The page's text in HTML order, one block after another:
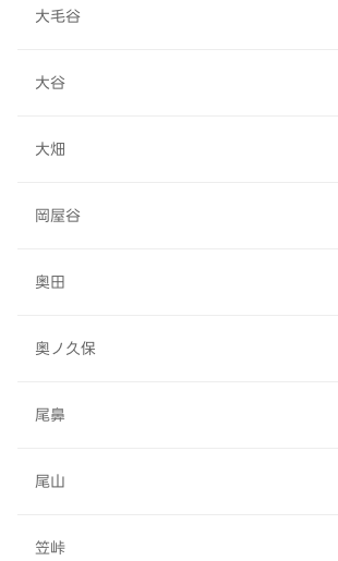
大毛谷
大谷
大畑
岡屋谷
奥田
奥ノ久保
尾鼻
尾山
笠峠